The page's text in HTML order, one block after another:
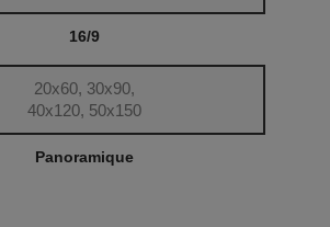
16/9
20x60, 30x90,
40x120, 50x150
Panoramique